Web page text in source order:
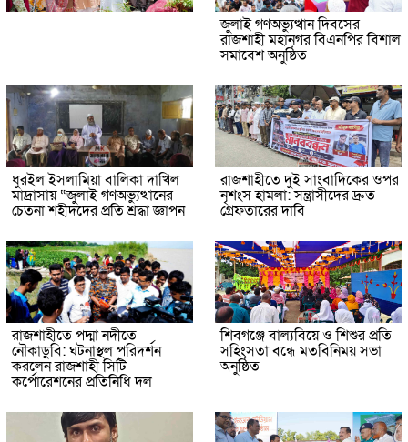
জুলাই গণঅভ্যুত্থান দিবসের
রাজশাহী মহানগর বিএনপির বিশাল
সমাবেশ অনুষ্ঠিত
ধুরইল ইসলামিয়া বালিকা দাখিল
মাদ্রাসায় “জুলাই গণঅভ্যুত্থানের
চেতনা শহীদদের প্রতি শ্রদ্ধা জ্ঞাপন
রাজশাহীতে দুই সাংবাদিকের ওপর
নৃশংস হামলা: সন্ত্রাসীদের দ্রুত
গ্রেফতারের দাবি
রাজশাহীতে পদ্মা নদীতে
নৌকাডুবি: ঘটনাস্থল পরিদর্শন
করলেন রাজশাহী সিটি
কর্পোরেশনের প্রতিনিধি দল
শিবগঞ্জে বাল্যবিয়ে ও শিশুর প্রতি
সহিংসতা বন্ধে মতবিনিময় সভা
অনুষ্ঠিত